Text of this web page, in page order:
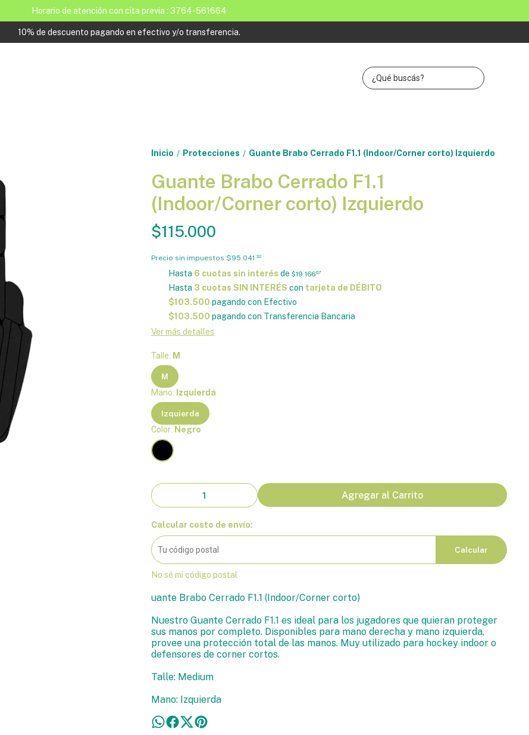
Horario de atención con cita previa : 3764-561664
10% de descuento pagando en efectivo y/o transferencia.
Inicio / Protecciones / Guante Brabo Cerrado F1.1 (Indoor/Corner corto) Izquierdo
Guante Brabo Cerrado F1.1
(Indoor/Corner corto) Izquierdo
$115.000
Precio sin impuestos $95.041 32
Hasta 6 cuotas sin interés de $19.16667
Hasta 3 cuotas SIN INTERÉS con tarjeta de DÉBITO
$103.500 pagando con Efectivo
$103.500 pagando con Transferencia Bancaria
Ver más detalles
Talle: M
M
Mano: Izquierda
Izquierda
Color: Negro
Agregar al Carrito
Calcular costo de envío:
Calcular
No sé mi código postal
uante Brabo Cerrado F1.1 (Indoor/Corner corto)
Nuestro Guante Cerrado F1.1 es ideal para los jugadores que quieran proteger
sus manos por completo. Disponibles para mano derecha y mano izquierda,
provee una protección total de las manos. Muy utilizado para hockey indoor o
defensores de corner cortos.
Talle: Medium
Mano: Izquierda